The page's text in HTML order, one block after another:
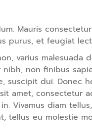
Mauris
purus, et feugiat
varius malesuada
non finibus
suscipit dui. Donec
amet, consectetur
Vivamus diam
tellus eu molestie